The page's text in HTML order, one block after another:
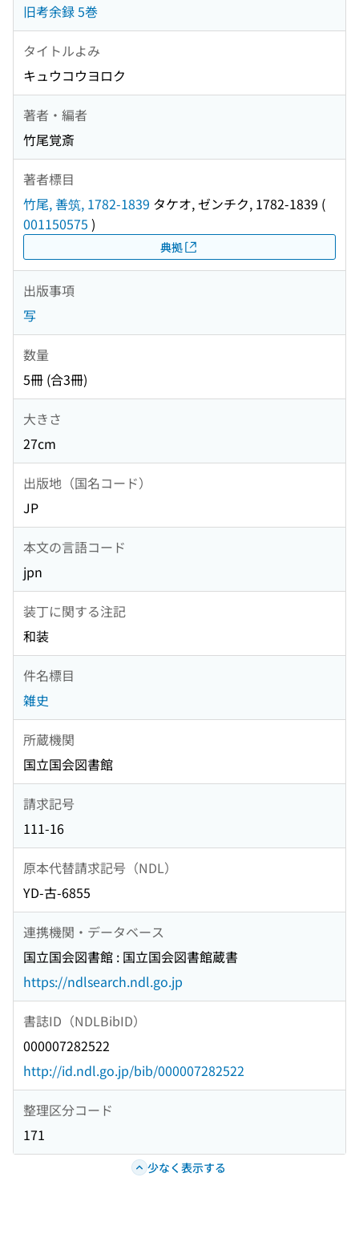
旧考余録 5巻
タイトルよみ
キュウコウヨロク
著者・編者
竹尾覚斎
著者標目
竹尾, 善筑, 1782-1839 タケオ, ゼンチク, 1782-1839 (
001150575 )
典拠
出版事項
写
数量
5冊 (合3冊)
大きさ
27cm
出版地（国名コード）
JP
本文の言語コード
jpn
装丁に関する注記
和装
件名標目
雑史
所蔵機関
国立国会図書館
請求記号
111-16
原本代替請求記号（NDL）
YD-古-6855
連携機関・データベース
国立国会図書館 : 国立国会図書館蔵書
https://ndlsearch.ndl.go.jp
書誌ID（NDLBibID）
000007282522
http://id.ndl.go.jp/bib/000007282522
整理区分コード
171
少なく表示する